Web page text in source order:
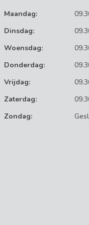
Maandag:
Dinsdag:
Woensdag:
Donderdag:
Vrijdag:
Zaterdag:
Zondag: